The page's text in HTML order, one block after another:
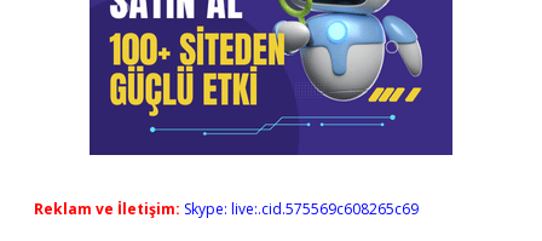
Reklam ve İletişim: Skype: live:.cid.575569c608265c69